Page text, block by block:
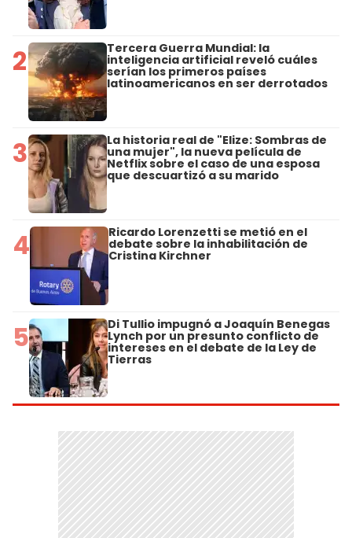
2 Tercera Guerra Mundial: la
inteligencia artificial reveló cuáles
serían los primeros países
latinoamericanos en ser derrotados
3 La historia real de "Elize: Sombras de
una mujer", la nueva película de
Netflix sobre el caso de una esposa
que descuartizó a su marido
4 Ricardo Lorenzetti se metió en el
debate sobre la inhabilitación de
Cristina Kirchner
5 Di Tullio impugnó a Joaquín Benegas
Lynch por un presunto conflicto de
intereses en el debate de la Ley de
Tierras